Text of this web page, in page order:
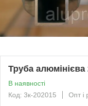
Труба
В наявності
Код: 3к-202015
Опт і